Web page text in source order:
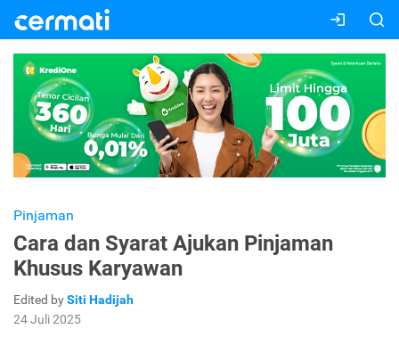
Pinjaman
Cara dan Syarat Ajukan Pinjaman
Khusus Karyawan
Edited bySiti Hadijah
24 Juli 2025